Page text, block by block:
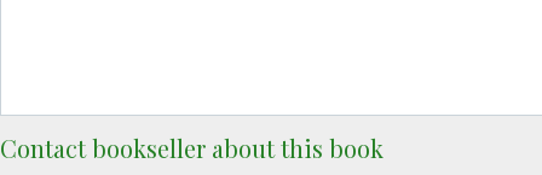
Contact bookseller about this book